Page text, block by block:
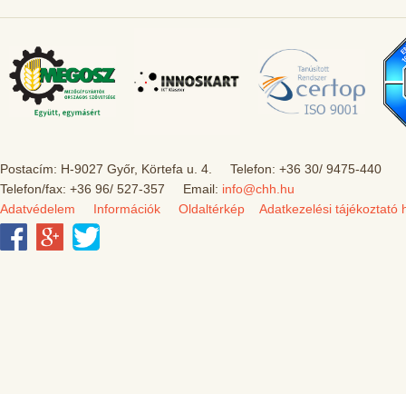
Postacím: H-9027 Győr, Körtefa u. 4. Telefon: +36 30/ 9475-440
Telefon/fax: +36 96/ 527-357 Email: info@chh.hu
Adatvédelem
Információk Oldaltérkép Adatkezelési tájékoztató